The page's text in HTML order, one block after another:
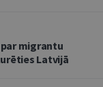
migrantu
Latvijā